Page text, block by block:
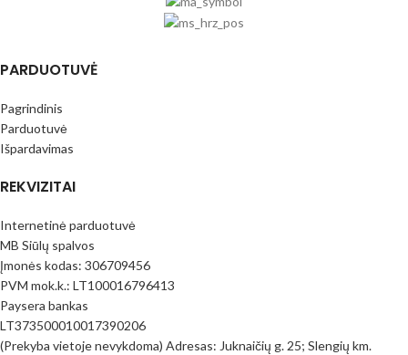
PARDUOTUVĖ
Pagrindinis
Parduotuvė
Išpardavimas
REKVIZITAI
Internetinė parduotuvė
MB Siūlų spalvos
Įmonės kodas: 306709456
PVM mok.k.: LT100016796413
Paysera bankas
LT373500010017390206
(Prekyba vietoje nevykdoma) Adresas: Juknaičių g. 25; Slengių km.